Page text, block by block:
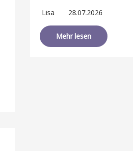
Lisa 28.07.2026
Mehr lesen